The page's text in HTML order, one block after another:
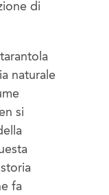
di
naturale
si
fa